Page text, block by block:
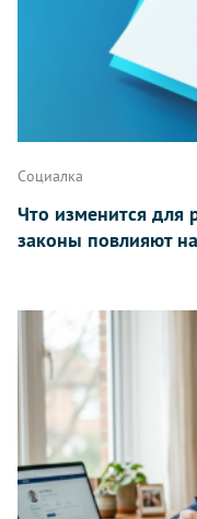
Социалка
Что изменится для
законы повлияют